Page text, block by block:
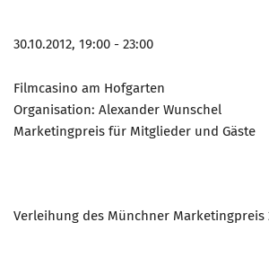
30.10.2012, 19:00 - 23:00
Filmcasino am Hofgarten
Organisation: Alexander Wunschel
Marketingpreis für Mitglieder und Gäste
Verleihung des Münchner Marketingpreis